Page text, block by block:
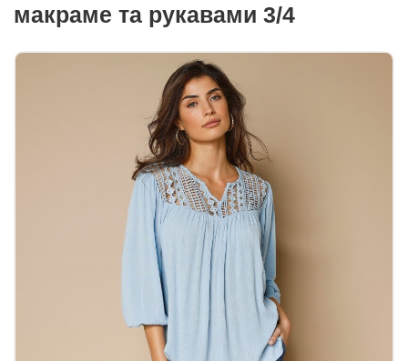
макраме та рукавами 3/4